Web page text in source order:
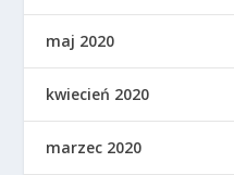
maj 2020
kwiecień 2020
marzec 2020